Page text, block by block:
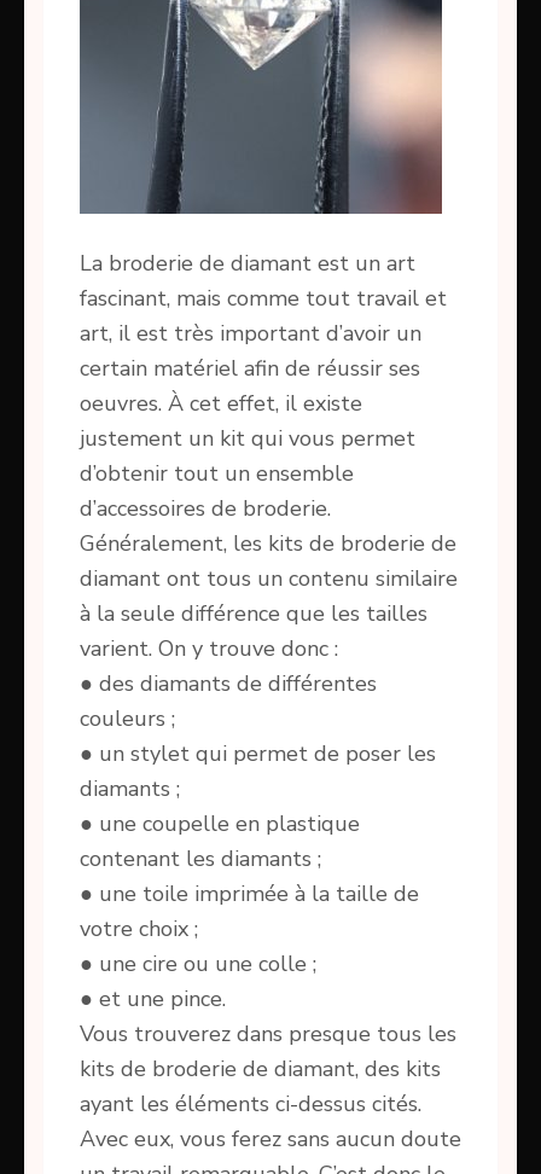
La broderie de diamant est un art
fascinant, mais comme tout travail et
art, il est très important d’avoir un
certain matériel afin de réussir ses
oeuvres. À cet effet, il existe
justement un kit qui vous permet
d’obtenir tout un ensemble
d’accessoires de broderie.
Généralement, les kits de broderie de
diamant ont tous un contenu similaire
à la seule différence que les tailles
varient. On y trouve donc :
● des diamants de différentes
couleurs ;
● un stylet qui permet de poser les
diamants ;
● une coupelle en plastique
contenant les diamants ;
● une toile imprimée à la taille de
votre choix ;
● une cire ou une colle ;
● et une pince.
Vous trouverez dans presque tous les
kits de broderie de diamant, des kits
ayant les éléments ci-dessus cités.
Avec eux, vous ferez sans aucun doute